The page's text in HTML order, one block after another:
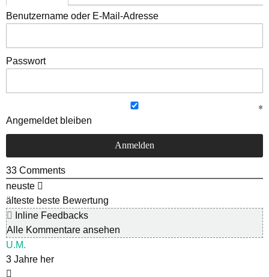
Benutzername oder E-Mail-Adresse
Passwort
Angemeldet bleiben
33 Comments
neuste
älteste beste Bewertung
Inline Feedbacks
Alle Kommentare ansehen
U.M.
3 Jahre her